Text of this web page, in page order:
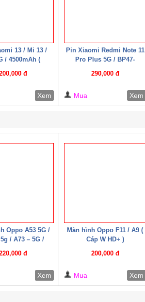
13 / Mi 13 /
/ 4500mAh (
đ
Xem
Pin Xiaomi Redmi Note 11
Pro Plus 5G / BP47-
290,000 đ
Mua Xem
Oppo A53 5G /
/ A73 – 5G /
Realme Q2 ( Cáp
đ
Xem
Màn hình Oppo F11 / A9 (
Cáp W HD+ )
200,000 đ
Mua Xem